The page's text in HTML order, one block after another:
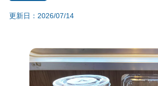
更新日：2026/07/14